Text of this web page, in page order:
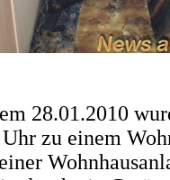
28.01.2010
zu einem